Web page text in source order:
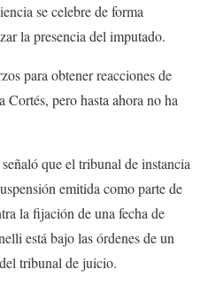
se celebre de forma
la presencia del imputado.
para obtener reacciones de
pero hasta ahora no ha
que el tribunal de instancia
emitida como parte de
la fijación de una fecha de
está bajo las órdenes de un
tribunal de juicio.